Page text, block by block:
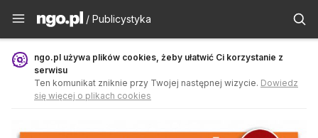
Publicystyka - ngo.pl
/ Publicystyka
ngo.pl używa plików cookies, żeby ułatwić Ci korzystanie z
serwisu
Ten komunikat zniknie przy Twojej następnej wizycie. Dowiedz
się więcej o plikach cookies